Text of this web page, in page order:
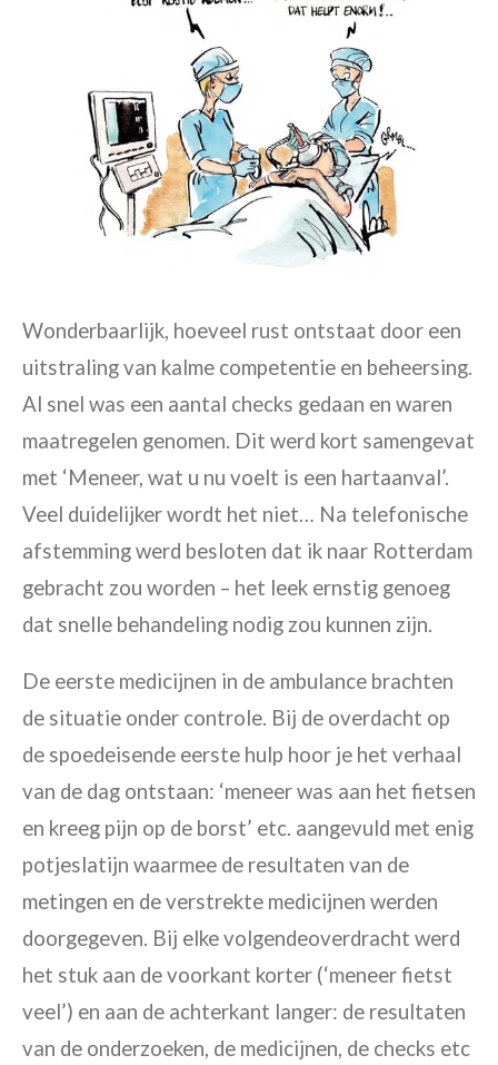
Wonderbaarlijk, hoeveel rust ontstaat door een
uitstraling van kalme competentie en beheersing.
Al snel was een aantal checks gedaan en waren
maatregelen genomen. Dit werd kort samengevat
met ‘Meneer, wat u nu voelt is een hartaanval’.
Veel duidelijker wordt het niet… Na telefonische
afstemming werd besloten dat ik naar Rotterdam
gebracht zou worden – het leek ernstig genoeg
dat snelle behandeling nodig zou kunnen zijn.
De eerste medicijnen in de ambulance brachten
de situatie onder controle. Bij de overdacht op
de spoedeisende eerste hulp hoor je het verhaal
van de dag ontstaan: ‘meneer was aan het fietsen
en kreeg pijn op de borst’ etc. aangevuld met enig
potjeslatijn waarmee de resultaten van de
metingen en de verstrekte medicijnen werden
doorgegeven. Bij elke volgendeoverdracht werd
het stuk aan de voorkant korter (‘meneer fietst
veel’) en aan de achterkant langer: de resultaten
van de onderzoeken, de medicijnen, de checks etc